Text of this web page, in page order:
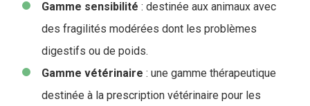
Gamme sensibilité : destinée aux animaux avec
des fragilités modérées dont les problèmes
digestifs ou de poids.
Gamme vétérinaire : une gamme thérapeutique
destinée à la prescription vétérinaire pour les